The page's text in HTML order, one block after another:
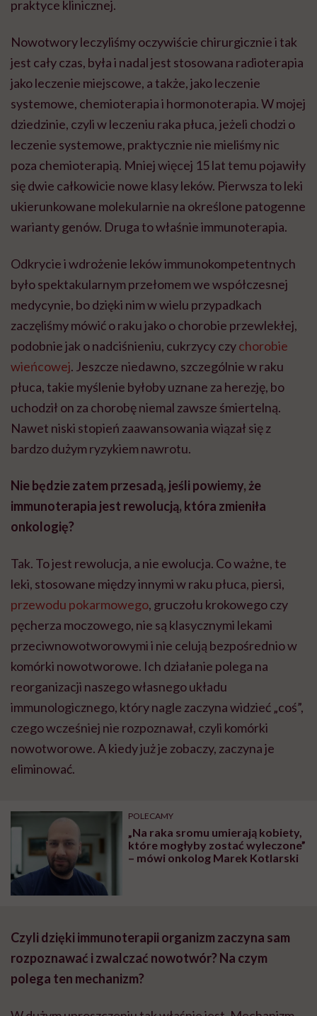
praktyce klinicznej.
Nowotwory leczyliśmy oczywiście chirurgicznie i tak
jest cały czas, była i nadal jest stosowana radioterapia
jako leczenie miejscowe, a także, jako leczenie
systemowe, chemioterapia i hormonoterapia. W mojej
dziedzinie, czyli w leczeniu raka płuca, jeżeli chodzi o
leczenie systemowe, praktycznie nie mieliśmy nic
poza chemioterapią. Mniej więcej 15 lat temu pojawiły
się dwie całkowicie nowe klasy leków. Pierwsza to leki
ukierunkowane molekularnie na określone patogenne
warianty genów. Druga to właśnie immunoterapia.
Odkrycie i wdrożenie leków immunokompetentnych
było spektakularnym przełomem we współczesnej
medycynie, bo dzięki nim w wielu przypadkach
zaczęliśmy mówić o raku jako o chorobie przewlekłej,
podobnie jak o nadciśnieniu, cukrzycy czychorobie
wieńcowej. Jeszcze niedawno, szczególnie w raku
płuca, takie myślenie byłoby uznane za herezję, bo
uchodził on za chorobę niemal zawsze śmiertelną.
Nawet niski stopień zaawansowania wiązał się z
bardzo dużym ryzykiem nawrotu.
Nie będzie zatem przesadą, jeśli powiemy, że
immunoterapia jest rewolucją, która zmieniła
onkologię?
Tak. To jest rewolucja, a nie ewolucja. Co ważne, te
leki, stosowane między innymi w raku płuca, piersi,
przewodu pokarmowego, gruczołu krokowego czy
pęcherza moczowego, nie są klasycznymi lekami
przeciwnowotworowymi i nie celują bezpośrednio w
komórki nowotworowe. Ich działanie polega na
reorganizacji naszego własnego układu
immunologicznego, który nagle zaczyna widzieć „coś”,
czego wcześniej nie rozpoznawał, czyli komórki
nowotworowe. A kiedy już je zobaczy, zaczyna je
eliminować.
POLECAMY
„Na raka sromu umierają kobiety,
które mogłyby zostać wyleczone”
– mówi onkolog Marek Kotlarski
Czyli dzięki immunoterapii organizm zaczyna sam
rozpoznawać i zwalczać nowotwór? Na czym
polega ten mechanizm?